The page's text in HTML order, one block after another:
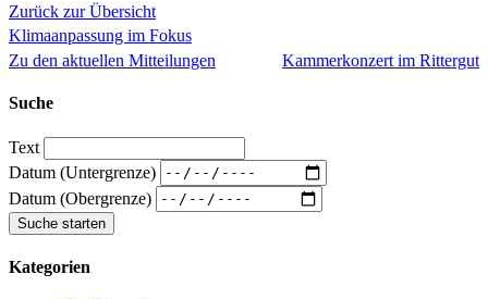
Zurück zur Übersicht
Klimaanpassung im Fokus
Kammerkonzert im Rittergut
Zu den aktuellen Mitteilungen
Suche
Text
Datum (Untergrenze)
Datum (Obergrenze)
Kategorien